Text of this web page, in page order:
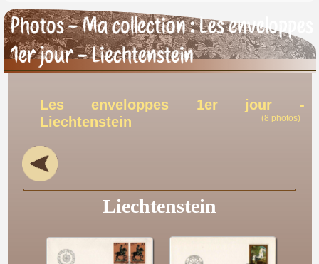
Photos - Ma collection : Les enveloppes
1er jour - Liechtenstein
Les enveloppes 1er jour -
Liechtenstein
(8 photos)
Liechtenstein